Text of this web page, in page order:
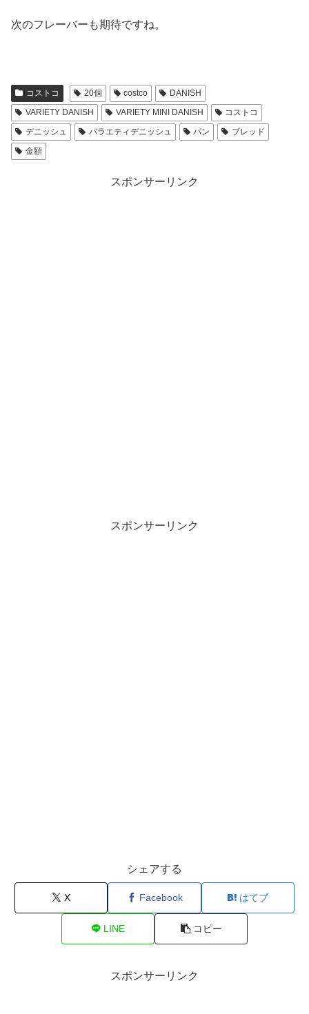
次のフレーバーも期待ですね。
コストコ 20個 costco
DANISH
VARIETY DANISH
VARIETY MINI DANISH
コストコ
デニッシュ
バラエティデニッシュ パン
ブレッド
金額
スポンサーリンク
スポンサーリンク
シェアする
X Facebook はてブ
LINE コピー
スポンサーリンク